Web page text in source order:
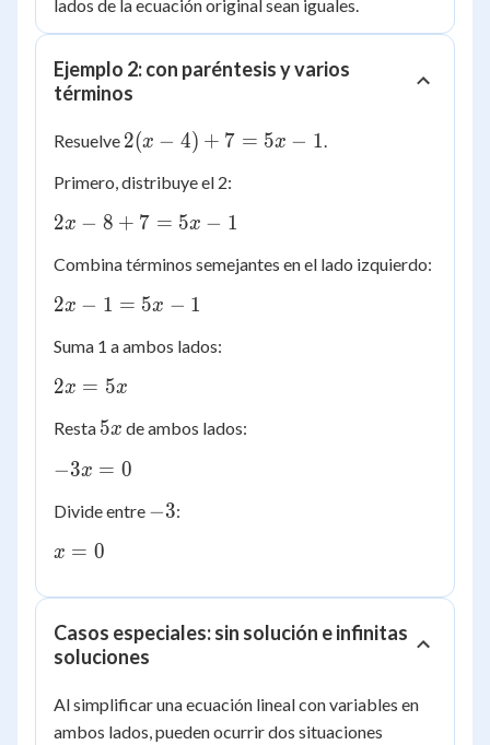
+
(x
+
11)
=
3
lados de la ecuación original sean iguales.
Ejemplo 2: con paréntesis y varios
términos
Resuelve 2(x
4)
+
7
=
- 1
2(x − 4) + 7 = 5x − 1
Primero, distribuye el 2:
2x
8
+
=
-
1
2x − 8 + 7 = 5x − 1
Combina términos semejantes en el lado izquierdo:
2x
1
=
-
2x − 1 = 5x − 1
Suma 1 a ambos lados:
2x
5x
2x = 5x
Resta 5x
5x de ambos lados:
-3x
0
−3x = 0
Divide entre -3
−3:
x
0
x = 0
Casos especiales: sin solución e infinitas
soluciones
Al simplificar una ecuación lineal con variables en
ambos lados, pueden ocurrir dos situaciones